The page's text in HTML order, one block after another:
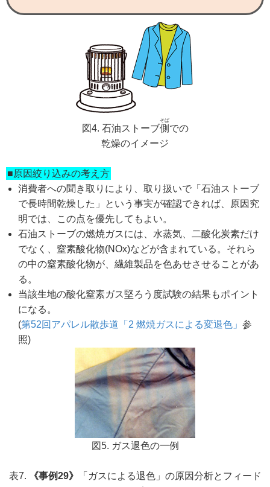
図4. 石油ストーブ側
そば
での
乾燥のイメージ
■原因絞り込みの考え方
消費者への聞き取りにより、取り扱いで「石油ストーブ
で長時間乾燥した」という事実が確認できれば、原因究
明では、この点を優先してもよい。
石油ストーブの燃焼ガスには、水蒸気、二酸化炭素だけ
でなく、窒素酸化物(NOx)などが含まれている。それら
の中の窒素酸化物が、繊維製品を色あせさせることがあ
る。
当該生地の酸化窒素ガス堅ろう度試験の結果もポイント
になる。
(第52回アパレル散歩道「2 燃焼ガスによる変退色」 参
照)
図5. ガス退色の一例
表7. 《事例29》
「ガスによる退色」の原因分析とフィード